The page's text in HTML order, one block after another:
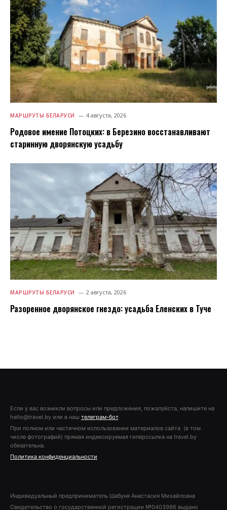
МАРШРУТЫ БЕЛАРУСИ 4 августа, 2026
Родовое имение Потоцких: в Березино восстанавливают
старинную дворянскую усадьбу
МАРШРУТЫ БЕЛАРУСИ 2 августа, 2026
Разоренное дворянское гнездо: усадьба Еленских в Туче
Если у вас возникли вопросы или предложения, пожалуйста, напишите на
hello@travel.by или в наш телеграм-бот.
При полном или частичном использовании материалов сайта (в том
числе фотографий) прямая индексируемая гиперссылка на travel.by
обязательна.
Политика конфиденциальности
Индивидуальный предприниматель Шабуня Анастасия Михайловна
Свидетельство о государственной регистрации №0403986 выдано